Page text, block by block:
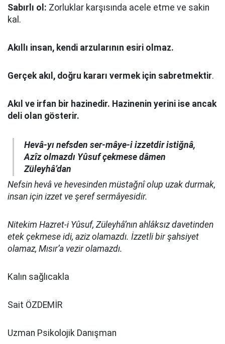
Sabırlı ol: Zorluklar karşısında acele etme ve sakin
kal.
Akıllı insan, kendi arzularının esiri olmaz.
Gerçek akıl, doğru kararı vermek için sabretmektir.
Akıl ve irfan bir hazinedir. Hazinenin yerini ise ancak
deli olan gösterir.
Hevâ-yı nefsden ser-mâye-i izzetdir istiğnâ,
Azîz olmazdı Yûsuf çekmese dâmen
Züleyhâ’dan
Nefsin hevâ ve hevesinden müstağnî olup uzak durmak,
insan için izzet ve şeref sermâyesidir.
Nitekim Hazret-i Yûsuf, Züleyhâ’nın ahlâksız davetinden
etek çekmese idi, aziz olamazdı. İzzetli bir şahsiyet
olamaz, Mısır’a vezir olamazdı.
Kalın sağlıcakla
Sait ÖZDEMİR
Uzman Psikolojik Danışman